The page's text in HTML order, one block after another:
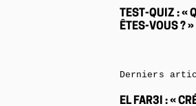
TEST-QUIZ : «
ÊTES-VOUS ? »
Derniers
EL FAR3I : «